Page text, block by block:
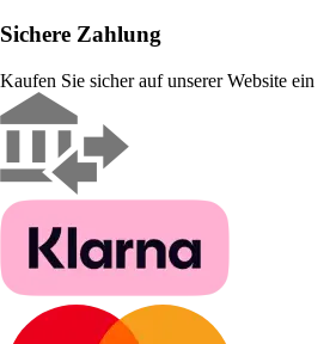
Sichere Zahlung
Kaufen Sie sicher auf unserer Website ein